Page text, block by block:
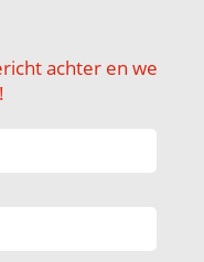
achter en we